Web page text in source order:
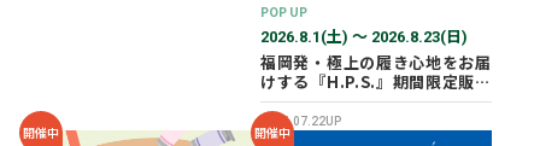
POP UP
2026.8.1(土) 〜 2026.8.23(日)
福岡発・極上の履き心地をお届
けする『H.P.S.』期間限定販売
会を開催✨
2026.07.22UP
開催中 開催中